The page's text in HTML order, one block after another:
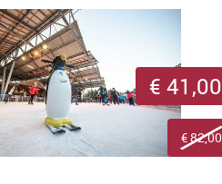
€ 41,00
€ 82,00